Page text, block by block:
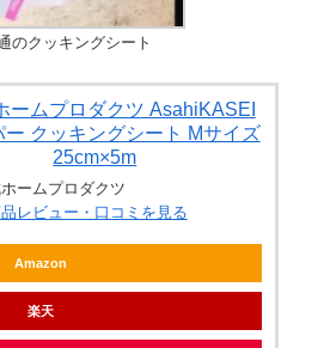
のクッキングシート
ームプロダクツ AsahiKASEI
ー クッキングシート Mサイズ
25cm×5m
ームプロダクツ
レビュー・口コミを見る
Amazon
楽天